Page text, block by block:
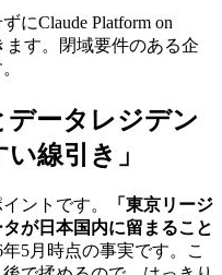
にClaude Platform on
す。閉域要件のある企
データレジデン
線引き」
ントです。
「東京リージ
が日本国内に留まること
5月時点の事実です。こ